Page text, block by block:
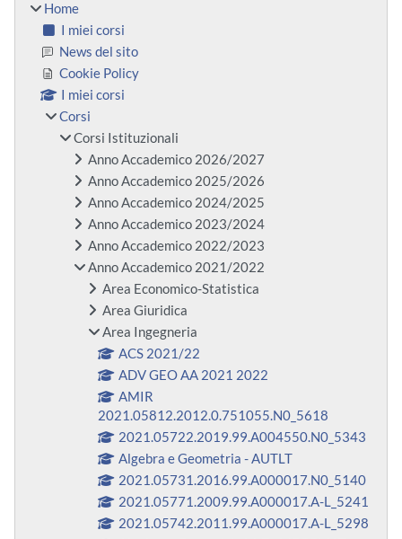
Home
I miei corsi
News del sito
Cookie Policy
I miei corsi
Corsi
Corsi Istituzionali
Anno Accademico 2026/2027
Anno Accademico 2025/2026
Anno Accademico 2024/2025
Anno Accademico 2023/2024
Anno Accademico 2022/2023
Anno Accademico 2021/2022
Area Economico-Statistica
Area Giuridica
Area Ingegneria
ACS 2021/22
ADV GEO AA 2021 2022
AMIR
2021.05812.2012.0.751055.N0_5618
2021.05722.2019.99.A004550.N0_5343
Algebra e Geometria - AUTLT
2021.05731.2016.99.A000017.N0_5140
2021.05771.2009.99.A000017.A-L_5241
2021.05742.2011.99.A000017.A-L_5298